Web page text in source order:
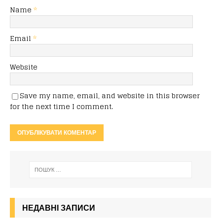
Name *
Email *
Website
Save my name, email, and website in this browser
for the next time I comment.
НЕДАВНІ ЗАПИСИ